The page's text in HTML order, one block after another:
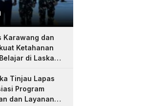
Karawang dan
Ketahanan
di Laskar
Tinjau Lapas
Program
dan Layanan